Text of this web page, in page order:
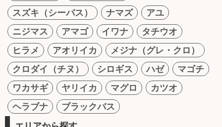
スズキ（シーバス）
ナマズ
アユ
ニジマス
アマゴ イワナ
タチウオ
ヒラメ
アオリイカ
メジナ（グレ・クロ）
クロダイ（チヌ）
シロギス ハゼ
マゴチ
ワカサギ
ヤリイカ マグロ
カツオ
ヘラブナ
ブラックバス